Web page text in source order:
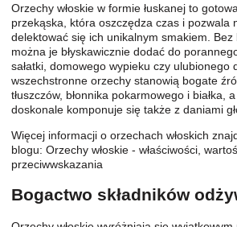
Orzechy włoskie w formie łuskanej to
przekąska, która oszczędza czas i pozwala
delektować się ich unikalnym smakiem. Bez
można je błyskawicznie dodać do
sałatki, domowego wypieku czy ulubionego
wszechstronne orzechy stanowią bogate
tłuszczów, błonnika pokarmowego i białka,
doskonale komponuje się także z daniami
Więcej informacji o orzechach włoskich
blogu: Orzechy włoskie - właściwości,
przeciwwskazania
Bogactwo składników